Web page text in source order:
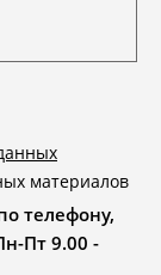
материалов
телефону,
Пт 9.00 -